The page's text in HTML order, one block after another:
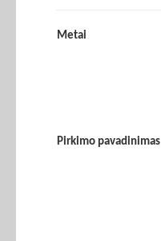
Metai
Pirkimo pavadinimas